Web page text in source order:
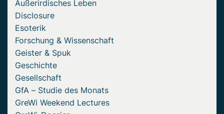
Außerirdisches Leben
Disclosure
Esoterik
Forschung & Wissenschaft
Geister & Spuk
Geschichte
Gesellschaft
GfA – Studie des Monats
GreWi Weekend Lectures